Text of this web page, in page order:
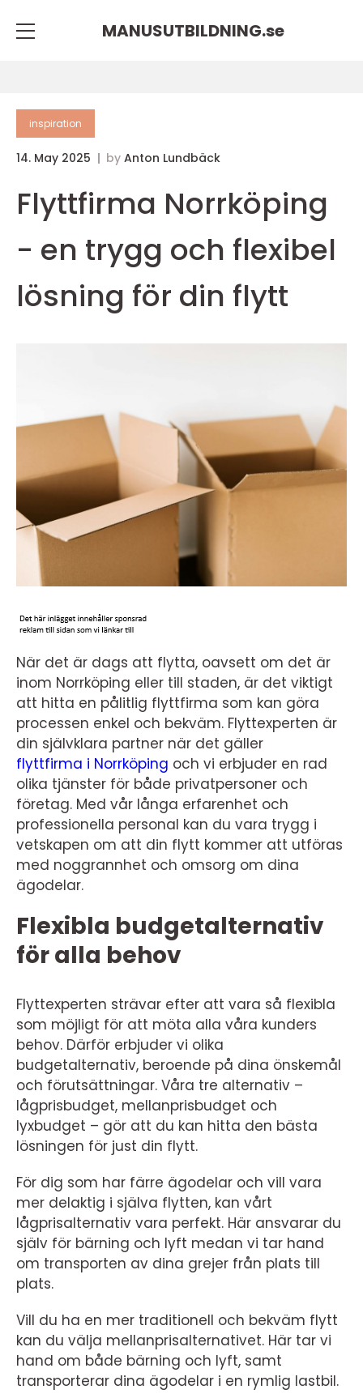
MANUSUTBILDNING.se
inspiration
14. May 2025 by Anton Lundbäck
Flyttfirma Norrköping
- en trygg och flexibel
lösning för din flytt
När det är dags att flytta, oavsett om det är
inom Norrköping eller till staden, är det viktigt
att hitta en pålitlig flyttfirma som kan göra
processen enkel och bekväm. Flyttexperten är
din självklara partner när det gäller
flyttfirma i Norrköping och vi erbjuder en rad
olika tjänster för både privatpersoner och
företag. Med vår långa erfarenhet och
professionella personal kan du vara trygg i
vetskapen om att din flytt kommer att utföras
med noggrannhet och omsorg om dina
ägodelar.
Flexibla budgetalternativ
för alla behov
Flyttexperten strävar efter att vara så flexibla
som möjligt för att möta alla våra kunders
behov. Därför erbjuder vi olika
budgetalternativ, beroende på dina önskemål
och förutsättningar. Våra tre alternativ –
lågprisbudget, mellanprisbudget och
lyxbudget – gör att du kan hitta den bästa
lösningen för just din flytt.
För dig som har färre ägodelar och vill vara
mer delaktig i själva flytten, kan vårt
lågprisalternativ vara perfekt. Här ansvarar du
själv för bärning och lyft medan vi tar hand
om transporten av dina grejer från plats till
plats.
Vill du ha en mer traditionell och bekväm flytt
kan du välja mellanprisalternativet. Här tar vi
hand om både bärning och lyft, samt
transporterar dina ägodelar i en rymlig lastbil.